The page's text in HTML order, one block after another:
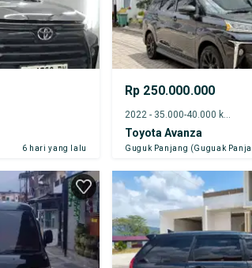
6 hari yang lalu
Rp 250.000.000
2022 - 35.000-40.000 km
Toyota Avanza
Guguk Panjang (Guguak